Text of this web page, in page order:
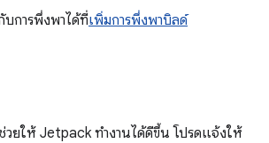
บการพึ่งพาได้ที่เพิ่มการพึ่งพาบิลด์
ยให้ Jetpack ทำงานได้ดีขึ้น โปรดแจ้งให้